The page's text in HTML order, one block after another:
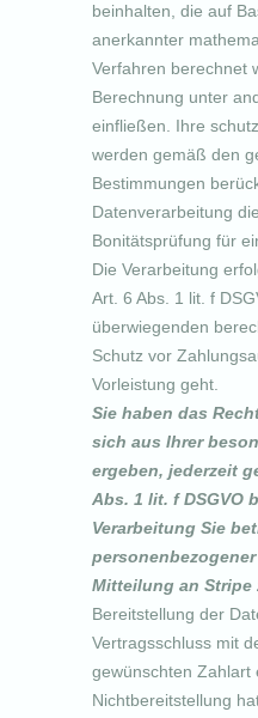
beinhalten, die auf
anerkannter
Verfahren berechnet
Berechnung unter
einfließen. Ihre
werden gemäß den
Bestimmungen
Datenverarbeitung
Bonitätsprüfung für
Die Verarbeitung
Art. 6 Abs. 1 lit. f
überwiegenden
Schutz vor
Vorleistung geht.
Sie haben das
sich aus Ihrer
ergeben, jederzeit
Abs. 1 lit. f DSGVO
Verarbeitung Sie
Mitteilung an Stripe
Bereitstellung der
Vertragsschluss mit
gewünschten Zahlart
Nichtbereitstellung